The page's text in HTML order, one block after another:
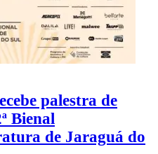
palestra de
Bienal
de Jaraguá do